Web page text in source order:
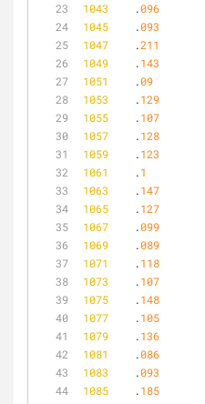
1043
	.
096
1045
	.
093
1047
	.
211
1049
	.
143
1051
	.
09
1053
	.
129
1055
	.
107
1057
	.
128
1059
	.
123
1061
	.
1
1063
	.
147
1065
	.
127
1067
	.
099
1069
	.
089
1071
	.
118
1073
	.
107
1075
	.
148
1077
	.
105
1079
	.
136
1081
	.
086
1083
	.
093
1085
	.
185